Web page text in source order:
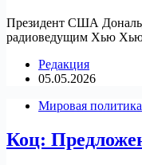
Президент США Дональд
радиоведущим Хью
Редакция
05.05.2026
Мировая политика
Коц: